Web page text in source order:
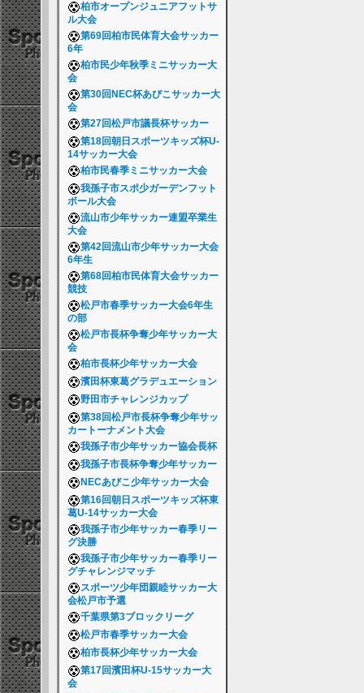
柏市オープンジュニアフットサ
ル大会
第69回柏市民体育大会サッカー
6年
柏市民少年秋季ミニサッカー大
会
第30回NEC杯あびこサッカー大
会
第27回松戸市議長杯サッカー
第18回朝日スポーツキッズ杯U-
14サッカー大会
柏市民春季ミニサッカー大会
我孫子市スポ少ガーデンフット
ボール大会
流山市少年サッカー連盟卒業生
大会
第42回流山市少年サッカー大会
6年生
第68回柏市民体育大会サッカー
競技
松戸市春季サッカー大会6年生
の部
松戸市長杯争奪少年サッカー大
会
柏市長杯少年サッカー大会
濱田杯東葛グラデュエーション
野田市チャレンジカップ
第38回松戸市長杯争奪少年サッ
カートーナメント大会
我孫子市少年サッカー協会長杯
我孫子市長杯争奪少年サッカー
NECあびこ少年サッカー大会
第16回朝日スポーツキッズ杯東
葛U-14サッカー大会
我孫子市少年サッカー春季リー
グ決勝
我孫子市少年サッカー春季リー
グチャレンジマッチ
スポーツ少年団親睦サッカー大
会松戸市予選
千葉県第3ブロックリーグ
松戸市春季サッカー大会
柏市長杯少年サッカー大会
第17回濱田杯U-15サッカー大
会